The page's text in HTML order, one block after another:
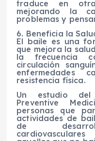
traduce en
mejorando la
problemas y
6. Beneficia la
El baile es una
que mejora la
la frecuencia
circulación
enfermedades
resistencia física.
Un estudio
Preventive
personas que
actividades de
de